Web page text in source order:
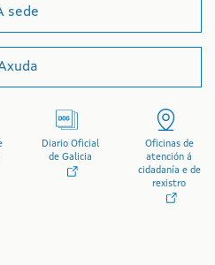
sede
Diario Oficial
de Galicia
Oficinas de
atención á
cidadanía e de
rexistro